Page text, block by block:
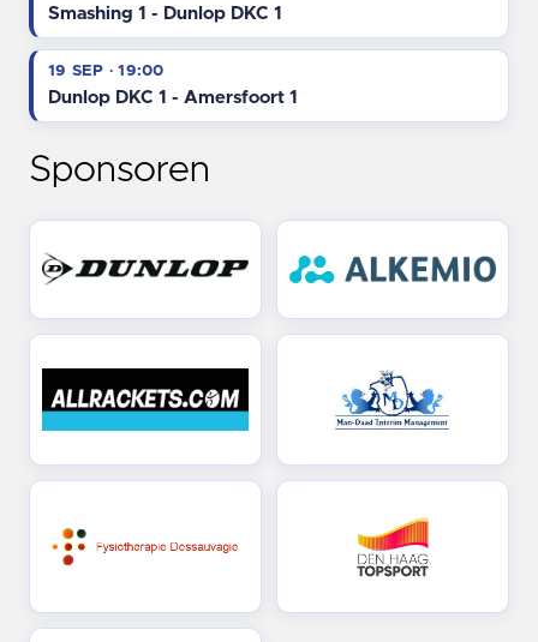
Smashing 1 - Dunlop DKC 1
19 SEP · 19:00
Dunlop DKC 1 - Amersfoort 1
Sponsoren